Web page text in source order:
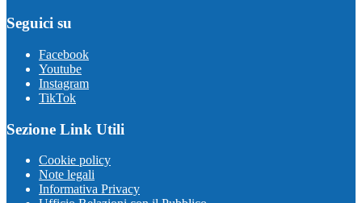
Seguici su
Facebook
Youtube
Instagram
TikTok
Sezione Link Utili
Cookie policy
Note legali
Informativa Privacy